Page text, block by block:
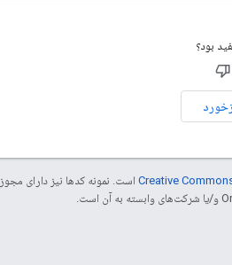
بود؟
Creative است. نمونه کدها نیز دارای مجوز